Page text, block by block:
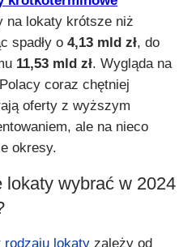
na lokaty krótsze niż
spadły o 4,13 mld zł, do
11,53 mld zł. Wygląda na
coraz chętniej
oferty z wyższym
ale na nieco
okresy.
lokaty wybrać w 2024
rodzaju lokaty zależy od